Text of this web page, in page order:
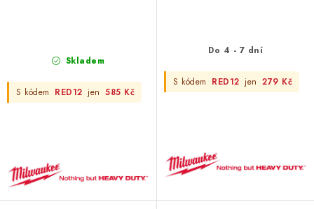
Skladem
S kódem RED12 jen 585 Kč
Do 4 - 7 dní
S kódem RED12 jen 279 Kč